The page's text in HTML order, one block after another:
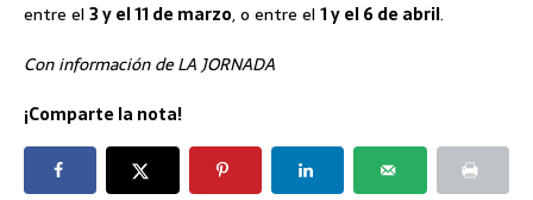
entre el 3 y el 11 de marzo, o entre el 1 y el 6 de abril.
Con información de LA JORNADA
¡Comparte la nota!